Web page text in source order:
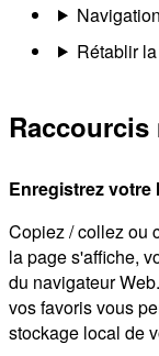
Rétablir
Enregistrez
Copiez / collez ou
la page s'affiche,
du navigateur
vos favoris vous
stockage local de